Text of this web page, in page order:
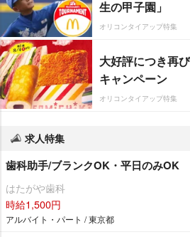
生の甲子園」
オリコンタイアップ特集
大好評につき再
キャンペーン
オリコンタイアップ特集
求人特集
歯科助手/ブランクOK・平日のみOK
はたがや歯科
時給1,500円
アルバイト・パート / 東京都